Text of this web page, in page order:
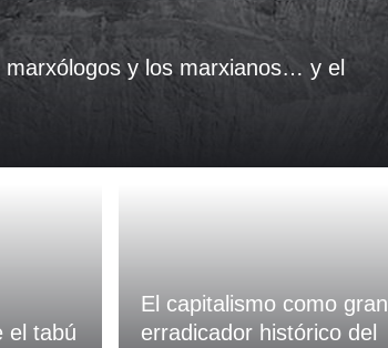
marxólogos y los marxianos… y el
el tabú
El capitalismo como gran
erradicador histórico del